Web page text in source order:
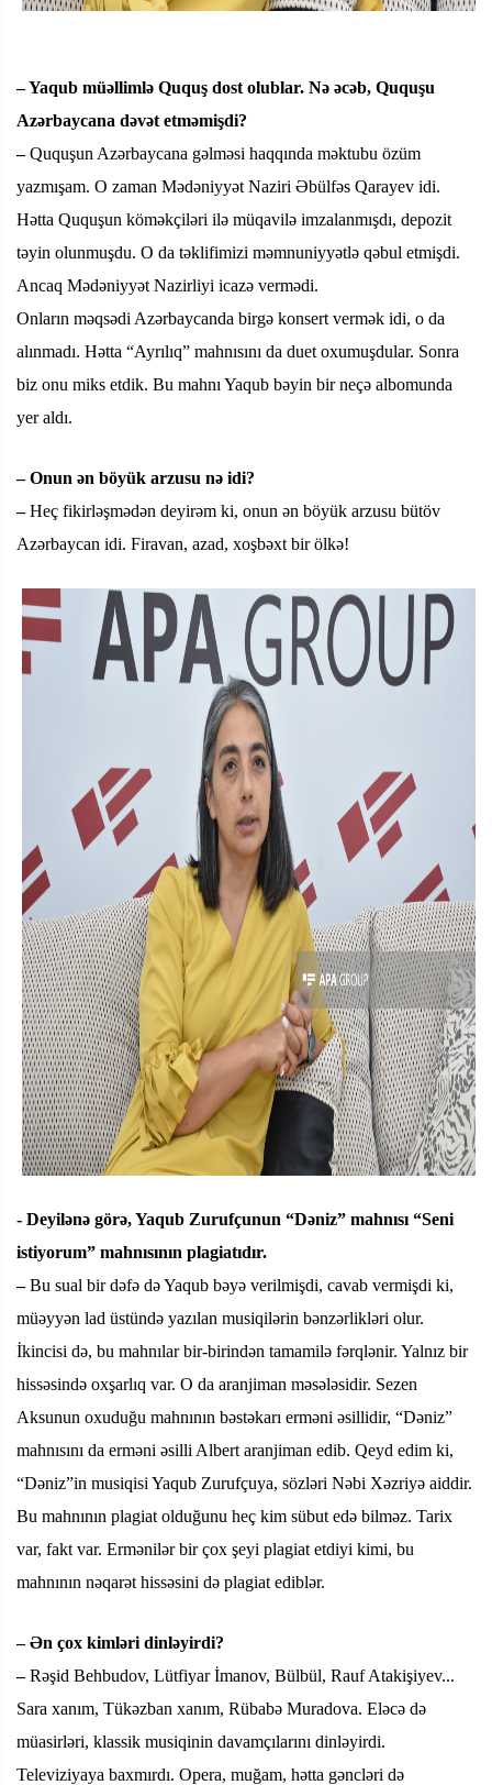
– Yaqub müəllimlə Ququş dost olublar. Nə əcəb, Ququşu
Azərbaycana dəvət etməmişdi?
–Ququşun Azərbaycana gəlməsi haqqında məktubu özüm
yazmışam. O zaman Mədəniyyət Naziri Əbülfəs Qarayev idi.
Hətta Ququşun köməkçiləri ilə müqavilə imzalanmışdı, depozit
təyin olunmuşdu. O da təklifimizi məmnuniyyətlə qəbul etmişdi.
Ancaq Mədəniyyət Nazirliyi icazə vermədi.
Onların məqsədi Azərbaycanda birgə konsert vermək idi, o da
alınmadı. Hətta “Ayrılıq” mahnısını da duet oxumuşdular. Sonra
biz onu miks etdik. Bu mahnı Yaqub bəyin bir neçə albomunda
yer aldı.
– Onun ən böyük arzusu nə idi?
–Heç fikirləşmədən deyirəm ki, onun ən böyük arzusu bütöv
Azərbaycan idi. Firavan, azad, xoşbəxt bir ölkə!
- Deyilənə görə, Yaqub Zurufçunun “Dəniz” mahnısı “Seni
istiyorum” mahnısının plagiatıdır.
–Bu sual bir dəfə də Yaqub bəyə verilmişdi, cavab vermişdi ki,
müəyyən lad üstündə yazılan musiqilərin bənzərlikləri olur.
İkincisi də, bu mahnılar bir-birindən tamamilə fərqlənir. Yalnız bir
hissəsində oxşarlıq var. O da aranjiman məsələsidir. Sezen
Aksunun oxuduğu mahnının bəstəkarı erməni əsillidir, “Dəniz”
mahnısını da erməni əsilli Albert aranjiman edib. Qeyd edim ki,
“Dəniz”in musiqisi Yaqub Zurufçuya, sözləri Nəbi Xəzriyə aiddir.
Bu mahnının plagiat olduğunu heç kim sübut edə bilməz. Tarix
var, fakt var. Ermənilər bir çox şeyi plagiat etdiyi kimi, bu
mahnının nəqarət hissəsini də plagiat ediblər.
– Ən çox kimləri dinləyirdi?
–Rəşid Behbudov, Lütfiyar İmanov, Bülbül, Rauf Atakişiyev...
Sara xanım, Tükəzban xanım, Rübabə Muradova. Eləcə də
müasirləri, klassik musiqinin davamçılarını dinləyirdi.
Televiziyaya baxmırdı. Opera, muğam, hətta gəncləri də